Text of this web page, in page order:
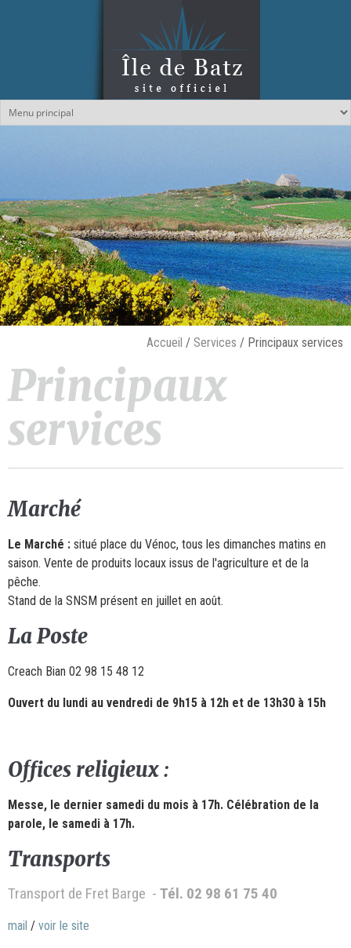
Accueil / Services / Principaux services
Principaux
services
Marché
Le Marché : situé place du Vénoc, tous les dimanches matins en
saison. Vente de produits locaux issus de l'agriculture et de la
pêche.
Stand de la SNSM présent en juillet en août.
La Poste
Creach Bian 02 98 15 48 12
Ouvert du lundi au vendredi de 9h15 à 12h et de 13h30 à 15h
Offices religieux :
Messe, le dernier samedi du mois à 17h. Célébration de la
parole, le samedi à 17h.
Transports
Transport de Fret Barge - Tél. 02 98 61 75 40
mail / voir le site